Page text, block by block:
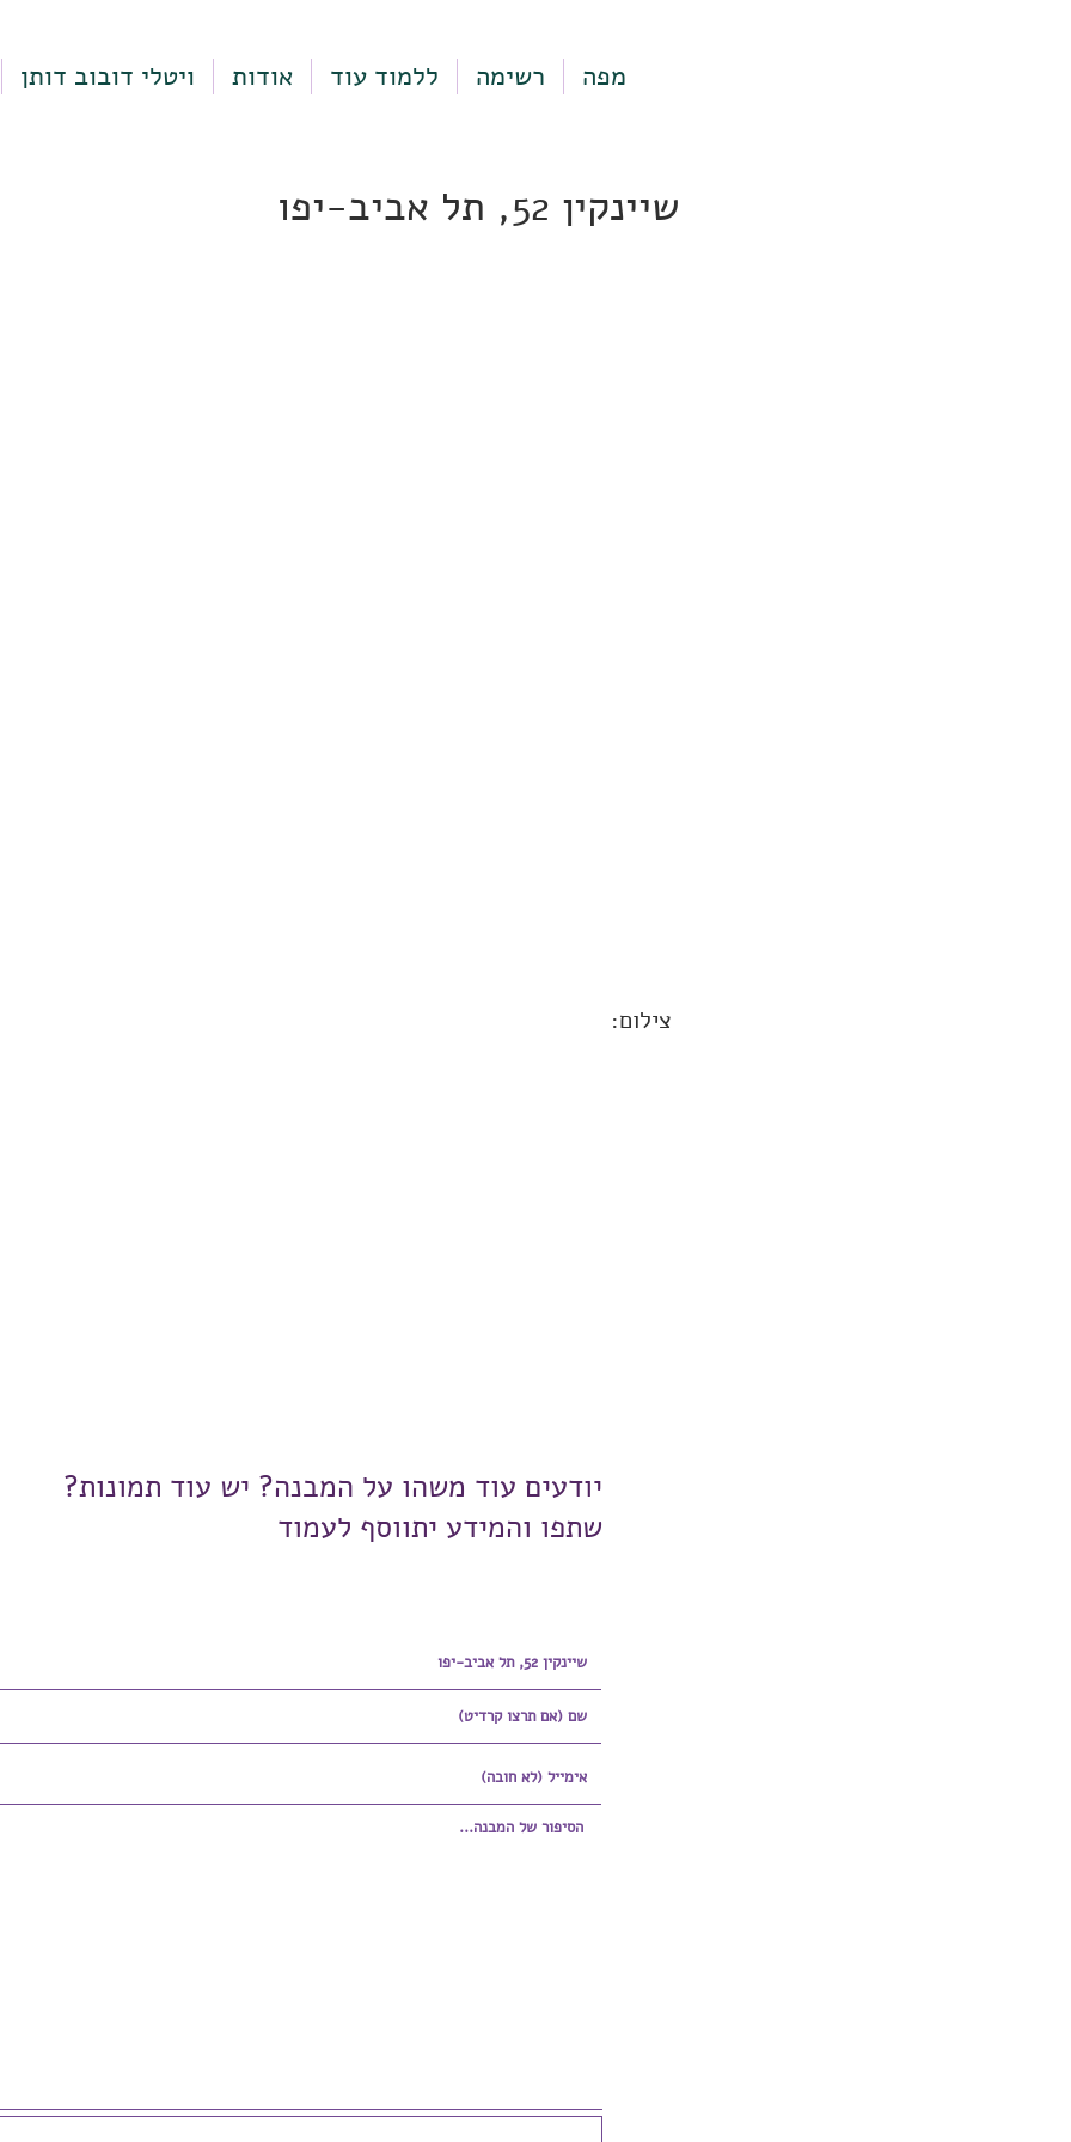
ויטלי דובוב דותן אודות ללמוד עוד רשימה מפה
שיינקין 52, תל אביב-יפו
צילום:
יודעים עוד משהו על המבנה? יש עוד תמונות?
שתפו והמידע יתווסף לעמוד